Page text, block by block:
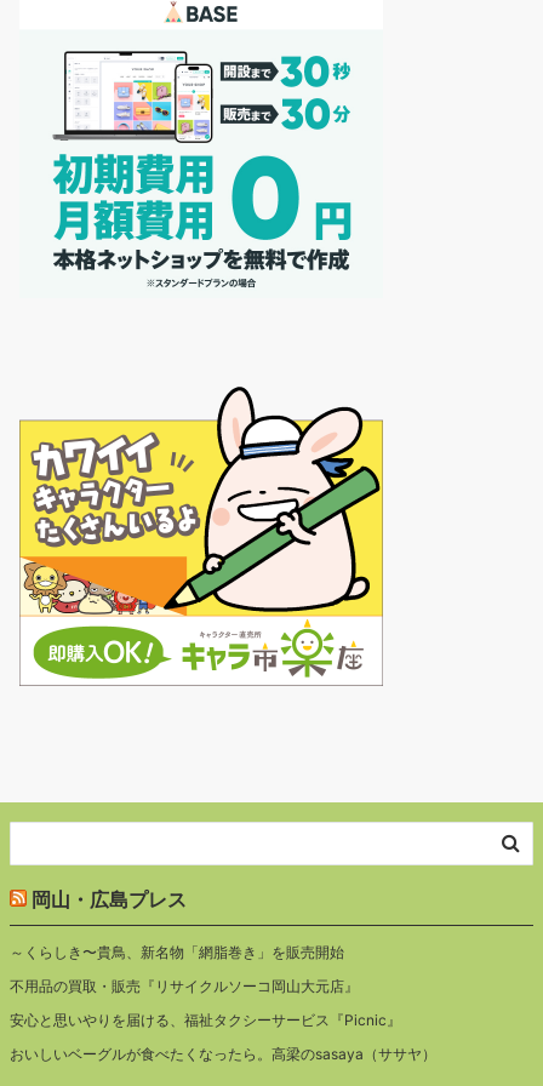
岡山・広島プレス
～くらしき〜貴鳥、新名物「網脂巻き」を販売開始
不用品の買取・販売『リサイクルソーコ岡山大元店』
安心と思いやりを届ける、福祉タクシーサービス『Picnic』
おいしいベーグルが食べたくなったら。高梁のsasaya（ササヤ）